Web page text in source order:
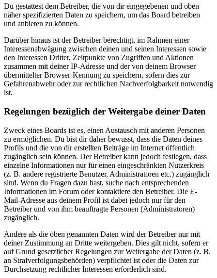
Du gestattest dem Betreiber, die von dir eingegebenen und oben
näher spezifizierten Daten zu speichern, um das Board betreiben
und anbieten zu können.
Darüber hinaus ist der Betreiber berechtigt, im Rahmen einer
Interessenabwägung zwischen deinen und seinen Interessen sowie
den Interessen Dritter, Zeitpunkte von Zugriffen und Aktionen
zusammen mit deiner IP-Adresse und der von deinem Browser
übermittelter Browser-Kennung zu speichern, sofern dies zur
Gefahrenabwehr oder zur rechtlichen Nachverfolgbarkeit notwendig
ist.
Regelungen bezüglich der Weitergabe deiner Daten
Zweck eines Boards ist es, einen Austausch mit anderen Personen
zu ermöglichen. Du bist dir daher bewusst, dass die Daten deines
Profils und die von dir erstellten Beiträge im Internet öffentlich
zugänglich sein können. Der Betreiber kann jedoch festlegen, dass
einzelne Informationen nur für einen eingeschränkten Nutzerkreis
(z. B. andere registrierte Benutzer, Administratoren etc.) zugänglich
sind. Wenn du Fragen dazu hast, suche nach entsprechenden
Informationen im Forum oder kontaktiere den Betreiber. Die E-
Mail-Adresse aus deinem Profil ist dabei jedoch nur für den
Betreiber und von ihm beauftragte Personen (Administratoren)
zugänglich.
Andere als die oben genannten Daten wird der Betreiber nur mit
deiner Zustimmung an Dritte weitergeben. Dies gilt nicht, sofern er
auf Grund gesetzlicher Regelungen zur Weitergabe der Daten (z. B.
an Strafverfolgungsbehörden) verpflichtet ist oder die Daten zur
Durchsetzung rechtlicher Interessen erforderlich sind.